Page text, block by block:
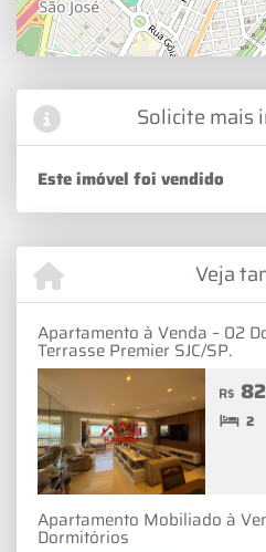
Solicite mais
Este imóvel foi vendido
Veja
Apartamento à Venda – 02
Terrasse Premier SJC/SP.
R$
2
Apartamento Mobiliado à
Dormitórios